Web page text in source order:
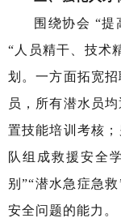
围绕协会 “提
“人员精干、技术
划。一方面拓宽
员，所有潜水员
置技能培训考核
队组成救援安全
别”“潜水急症急
安全问题的能力。